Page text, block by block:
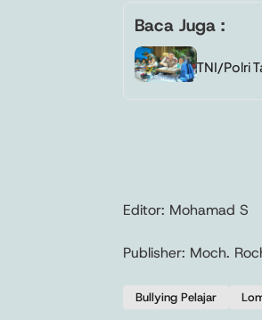
Baca Juga :
TNI/Polri
Editor: Mohamad S
Publisher: Moch.
Bullying Pelajar